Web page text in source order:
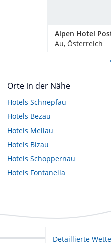
Alpen Hotel
Au, Österreich
Orte in der Nähe
Hotels Schnepfau
Hotels Bezau
Hotels Mellau
Hotels Bizau
Hotels Schoppernau
Hotels Fontanella
Detaillierte